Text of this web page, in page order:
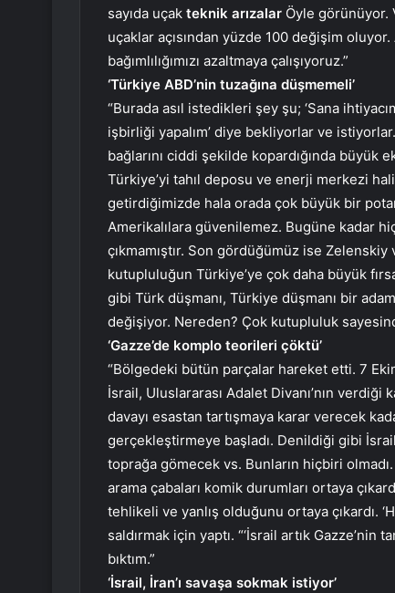
sayıda uçak teknik arızalar Öyle görünüyor.
uçaklar açısından yüzde 100 değişim oluyor.
bağımlılığımızı azaltmaya çalışıyoruz.”
‘Türkiye ABD’nin tuzağına düşmemeli’
“Burada asıl istedikleri şey şu; ‘Sana
işbirliği yapalım’ diye bekliyorlar ve
bağlarını ciddi şekilde kopardığında büyük
Türkiye’yi tahıl deposu ve enerji merkezi
getirdiğimizde hala orada çok büyük bir
Amerikalılara güvenilemez. Bugüne kadar
çıkmamıştır. Son gördüğümüz ise
kutupluluğun Türkiye’ye çok daha büyük
gibi Türk düşmanı, Türkiye düşmanı bir
değişiyor. Nereden? Çok kutupluluk
‘Gazze’de komplo teorileri çöktü’
“Bölgedeki bütün parçalar hareket etti. 7
İsrail, Uluslararası Adalet Divanı’nın
davayı esastan tartışmaya karar verecek
gerçekleştirmeye başladı. Denildiği gibi
toprağa gömecek vs. Bunların hiçbiri
arama çabaları komik durumları ortaya
tehlikeli ve yanlış olduğunu ortaya çıkardı.
saldırmak için yaptı. “‘İsrail artık
bıktım.”
‘İsrail, İran’ı savaşa sokmak istiyor’